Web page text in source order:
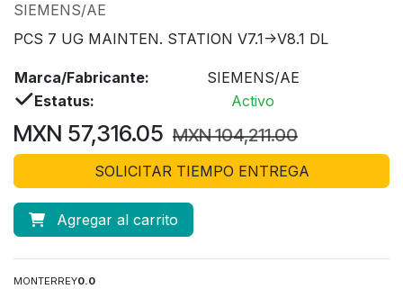
SIEMENS/AE
PCS 7 UG MAINTEN. STATION V7.1->V8.1 DL
Marca/Fabricante:
SIEMENS/AE
Estatus:
Activo
MXN 57,316.05 MXN104,211.00
SOLICITAR TIEMPO ENTREGA
Agregar al carrito
MONTERREY0.0